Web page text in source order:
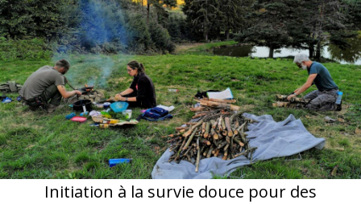
Initiation à la survie douce pour des